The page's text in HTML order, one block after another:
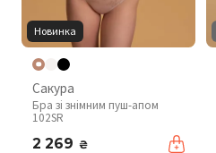
Новинка
Сакура
Бра зі знімним пуш-апом
102SR
2 269 ₴